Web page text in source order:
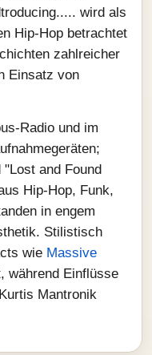
wird als
Hip-Hop betrachtet
zahlreicher
Einsatz von
Radio und im
and Found
Hip-Hop, Funk,
in engem
Stilistisch
wie Massive
während Einflüsse
Mantronik